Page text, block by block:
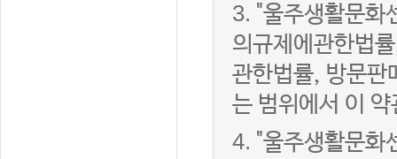
3. "울주생활문화
의규제에관한법
관한법률, 방문판
는 범위에서 이
4. "울주생활문화